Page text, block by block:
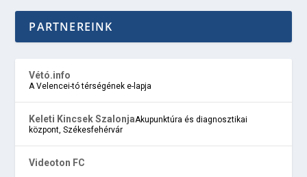
PARTNEREINK
Vétó.info
A Velencei-tó térségének e-lapja
Keleti Kincsek SzalonjaAkupunktúra és diagnosztikai
központ, Székesfehérvár
Videoton FC